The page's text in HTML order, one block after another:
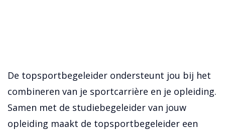
De topsportbegeleider ondersteunt jou bij het
combineren van je sportcarrière en je opleiding.
Samen met de studiebegeleider van jouw
opleiding maakt de topsportbegeleider een